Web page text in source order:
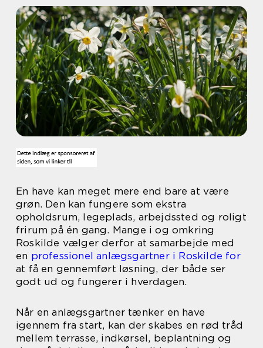
En have kan meget mere end bare at være
grøn. Den kan fungere som ekstra
opholdsrum, legeplads, arbejdssted og roligt
frirum på én gang. Mange i og omkring
Roskilde vælger derfor at samarbejde med
en professionel anlægsgartner i Roskilde for
at få en gennemført løsning, der både ser
godt ud og fungerer i hverdagen.
Når en anlægsgartner tænker en have
igennem fra start, kan der skabes en rød tråd
mellem terrasse, indkørsel, beplantning og